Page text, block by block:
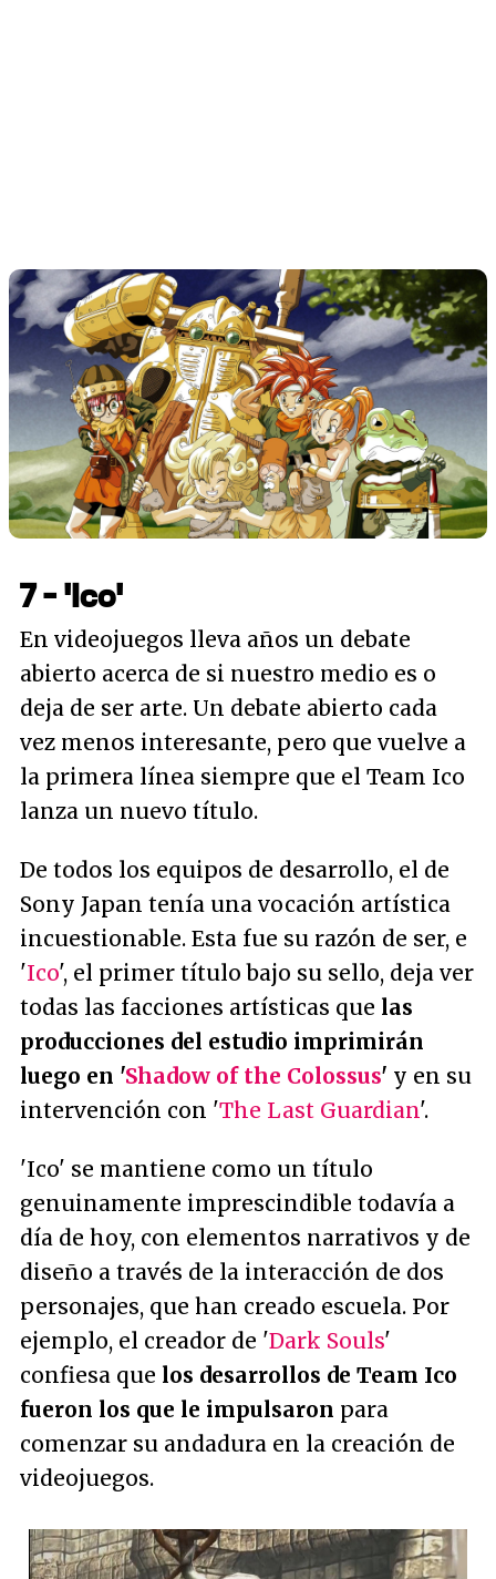
7 - 'Ico'
En videojuegos lleva años un debate
abierto acerca de si nuestro medio es o
deja de ser arte. Un debate abierto cada
vez menos interesante, pero que vuelve a
la primera línea siempre que el Team Ico
lanza un nuevo título.
De todos los equipos de desarrollo, el de
Sony Japan tenía una vocación artística
incuestionable. Esta fue su razón de ser, e
'Ico', el primer título bajo su sello, deja ver
todas las facciones artísticas que las
producciones del estudio imprimirán
luego en 'Shadow of the Colossus' y en su
intervención con 'The Last Guardian'.
'Ico' se mantiene como un título
genuinamente imprescindible todavía a
día de hoy, con elementos narrativos y de
diseño a través de la interacción de dos
personajes, que han creado escuela. Por
ejemplo, el creador de 'Dark Souls'
confiesa que los desarrollos de Team Ico
fueron los que le impulsaron para
comenzar su andadura en la creación de
videojuegos.